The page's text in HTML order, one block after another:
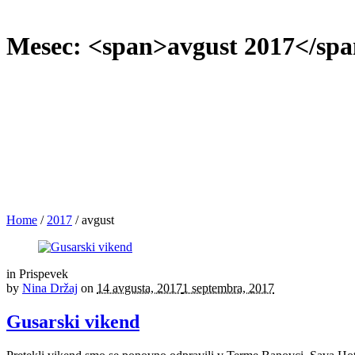
Mesec: <span>avgust 2017</
Home / 2017 /avgust
in Prispevek
by Nina Držaj on 14 avgusta, 20171 septembra, 2017
Gusarski vikend